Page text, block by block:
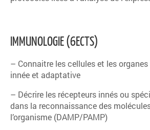
IMMUNOLOGIE (6ECTS)
– Connaitre les cellules et les organes
innée et adaptative
– Décrire les récepteurs innés ou
dans la reconnaissance des
l’organisme (DAMP/PAMP)